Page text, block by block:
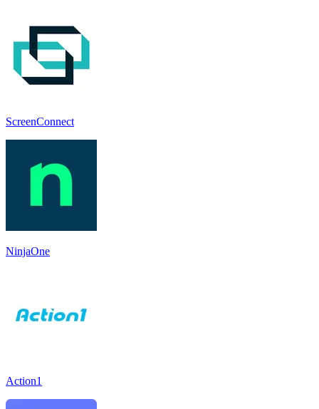
ScreenConnect
NinjaOne
Action1